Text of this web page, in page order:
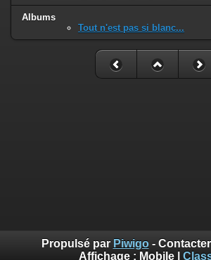
Albums
Tout n'est pas si blanc...
Propulsé par Piwigo- Contacter
Affichage : Mobile